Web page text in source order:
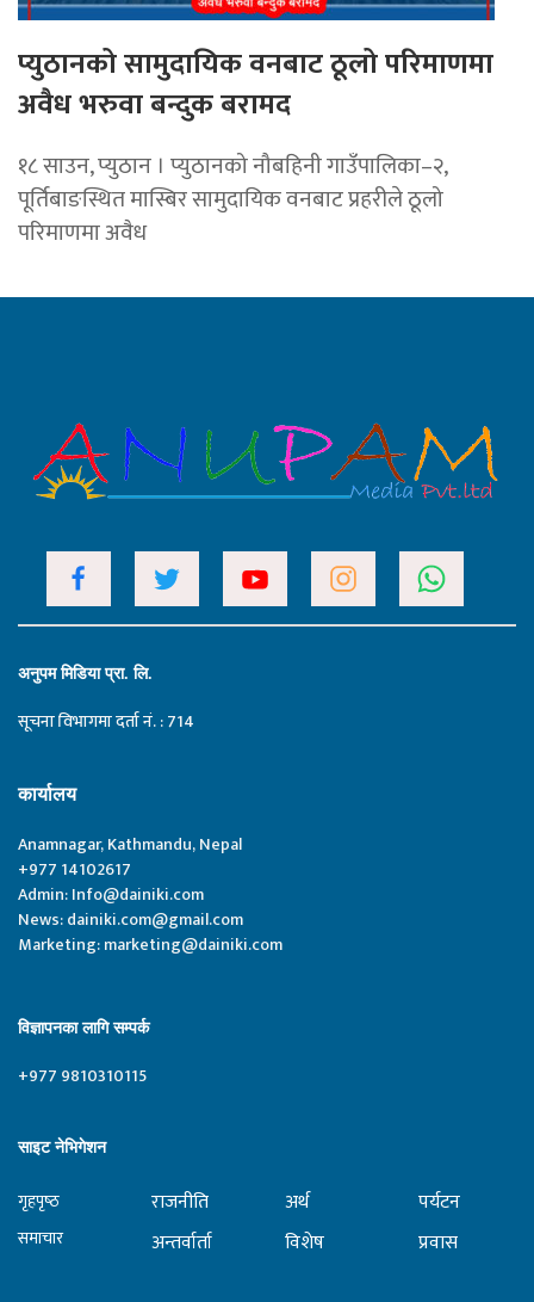
प्युठानको सामुदायिक वनबाट ठूलो परिमाणमा
अवैध भरुवा बन्दुक बरामद
१८ साउन, प्युठान । प्युठानको नौबहिनी गाउँपालिका–२,
पूर्तिबाङस्थित मास्बिर सामुदायिक वनबाट प्रहरीले ठूलो
परिमाणमा अवैध
अनुपम मिडिया प्रा. लि.
सूचना विभागमा दर्ता नं. : 714
कार्यालय
Anamnagar, Kathmandu, Nepal
+977 14102617
Admin:Info@dainiki.com
News:dainiki.com@gmail.com
Marketing:marketing@dainiki.com
विज्ञापनका लागि सम्पर्क
+977 9810310115
साइट नेभिगेशन
गृहपृष्‍ठ
समाचार
राजनीति
अन्तर्वार्ता
अर्थ
विशेष
पर्यटन
प्रवास